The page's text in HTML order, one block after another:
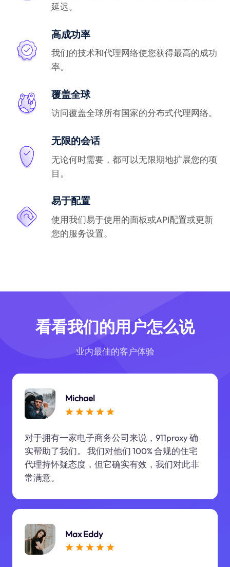
延迟。
高成功率
我们的技术和代理网络使您获得最高的成功
率。
覆盖全球
访问覆盖全球所有国家的分布式代理网络。
无限的会话
无论何时需要，都可以无限期地扩展您的项
目。
易于配置
使用我们易于使用的面板或API配置或更新
您的服务设置。
看看我们的用户怎么说
业内最佳的客户体验
Michael
对于拥有一家电子商务公司来说，911proxy 确
实帮助了我们。 我们对他们 100% 合规的住宅
代理持怀疑态度，但它确实有效，我们对此非
常满意。
Max Eddy